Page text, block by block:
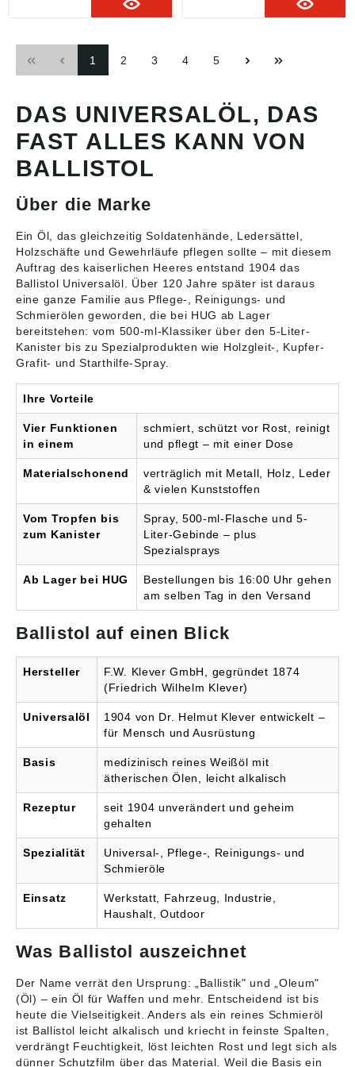
Aham, Deutschland, E-
Mail: info@ballistol.de
hautverträglich und
Signalwort: Gefahr
Gefahrenhinweise:
H229: Behälter steht
Erwärmung bersten;
H336: Kann Schläfrigkeit
und Benommenheit
verursachen; H222:
Extrem entzündbares
Aerosol; H411: Giftig für
langfristiger Wirkung;
Hautreizungen; H335:
Kann die Atemwege
reizen Angaben gemäß
Produktsicherheitsveror
dnung ((EU) 2023/998):
BALLISTOL GMBH,
Ballistolweg 1, 84168
Aham, Deutschland, E-
Mail: info@ballistol.de
silikon-, säure- und
harzfrei bzw. verharzt
Gleitbahnen,
vieles mehr. Geeignet
für alle Metall- und
Kunststoffteile -
hygienisch, sauber und
bei Laufrollen und
Lagern, Gleitbahnen
und Führungsschienen,
Seilzügen und
Teleskopführungen,
Getrieben und
Zahnrädern
Kunststoffen jeder Art.
Signalwort: Gefahr
Erwärmung bersten;
H319: Verursacht
schwere Augenreizung
Angaben gemäß
Produktsicherheitsveror
dnung ((EU) 2023/998):
BALLISTOL GMBH,
Ballistolweg 1, 84168
Aham, Deutschland, E-
1 2 3 4 5
DAS UNIVERSALÖL, DAS
FAST ALLES KANN VON
BALLISTOL
Über die Marke
Ein Öl, das gleichzeitig Soldatenhände, Ledersättel,
Holzschäfte und Gewehrläufe pflegen sollte – mit diesem
Auftrag des kaiserlichen Heeres entstand 1904 das
Ballistol Universalöl . Über 120 Jahre später ist daraus
eine ganze Familie aus Pflege-, Reinigungs- und
Schmierölen geworden, die bei HUG ab Lager
bereitstehen: vom 500-ml-Klassiker über den 5-Liter-
Kanister bis zu Spezialprodukten wie Holzgleit-, Kupfer-
Grafit- und Starthilfe-Spray.
Ihre Vorteile
Vier Funktionen
in einem
schmiert, schützt vor Rost, reinigt
und pflegt – mit einer Dose
Materialschonend
verträglich mit Metall, Holz, Leder
& vielen Kunststoffen
Vom Tropfen bis
zum Kanister
Spray, 500-ml-Flasche und 5-
Liter-Gebinde – plus
Spezialsprays
Ab Lager bei HUG
Bestellungen bis 16:00 Uhr gehen
am selben Tag in den Versand
Ballistol auf einen Blick
Hersteller
F.W. Klever GmbH, gegründet 1874
(Friedrich Wilhelm Klever)
Universalöl
1904 von Dr. Helmut Klever entwickelt –
für Mensch und Ausrüstung
Basis
medizinisch reines Weißöl mit
ätherischen Ölen, leicht alkalisch
Rezeptur
seit 1904 unverändert und geheim
gehalten
Spezialität
Universal-, Pflege-, Reinigungs- und
Schmieröle
Einsatz
Werkstatt, Fahrzeug, Industrie,
Haushalt, Outdoor
Was Ballistol auszeichnet
Der Name verrät den Ursprung: „Ballistik" und „Oleum"
(Öl) – ein Öl für Waffen und mehr. Entscheidend ist bis
heute die Vielseitigkeit. Anders als ein reines Schmieröl
ist Ballistol leicht alkalisch und kriecht in feinste Spalten,
verdrängt Feuchtigkeit, löst leichten Rost und legt sich als
dünner Schutzfilm über das Material. Weil die Basis ein